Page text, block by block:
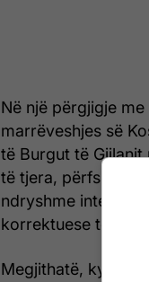
Në një përgjigje
marrëveshjes së
të Burgut të
të tjera, përfshirë
ndryshme
korrektuese të
Megjithatë, ky